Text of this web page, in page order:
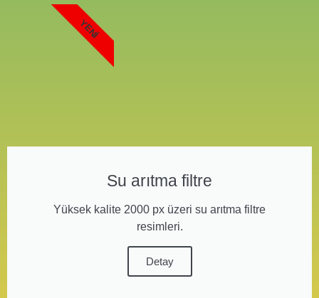
Su arıtma filtre
Yüksek kalite 2000 px üzeri su arıtma filtre
resimleri.
Detay
YENI